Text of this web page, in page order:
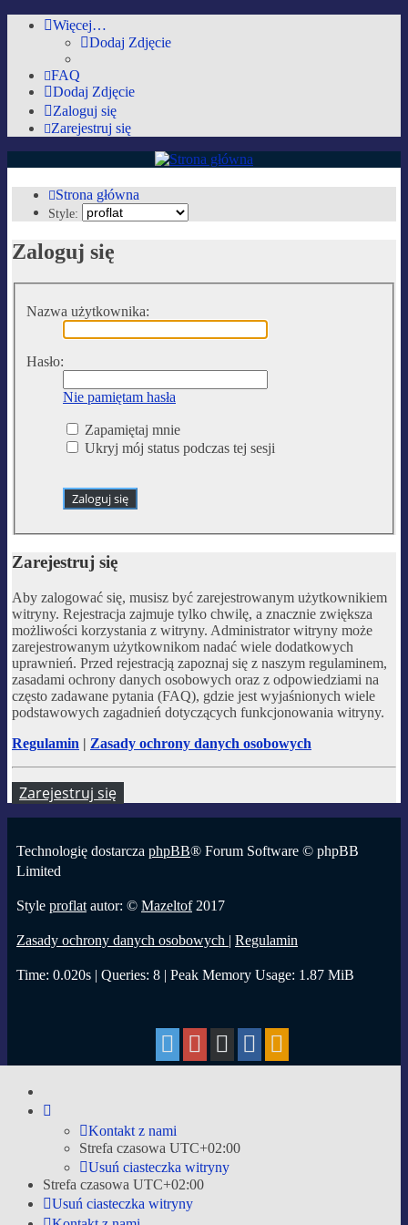
Więcej…
Dodaj Zdjęcie
FAQ
Dodaj Zdjęcie
Zaloguj się
Zarejestruj się
AutoMobilki.pl
Przejdź do zawartości
Strona główna
Style:
Zaloguj się
Nazwa użytkownika:
Hasło:
Nie pamiętam hasła
Zapamiętaj mnie
Ukryj mój status podczas tej sesji
Zarejestruj się
Aby zalogować się, musisz być zarejestrowanym użytkownikiem
witryny. Rejestracja zajmuje tylko chwilę, a znacznie zwiększa
możliwości korzystania z witryny. Administrator witryny może
zarejestrowanym użytkownikom nadać wiele dodatkowych
uprawnień. Przed rejestracją zapoznaj się z naszym regulaminem,
zasadami ochrony danych osobowych oraz z odpowiedziami na
często zadawane pytania (FAQ), gdzie jest wyjaśnionych wiele
podstawowych zagadnień dotyczących funkcjonowania witryny.
Regulamin | Zasady ochrony danych osobowych
Zarejestruj się
Kontakt z nami
Strefa czasowa UTC+02:00
Usuń ciasteczka witryny
Strefa czasowa UTC+02:00
Usuń ciasteczka witryny
Technologię dostarcza phpBB® Forum Software © phpBB
Limited
Style proflat autor: © Mazeltof2017
Zasady ochrony danych osobowych | Regulamin
Time: 0.020s | Queries: 8 | Peak Memory Usage: 1.87 MiB
Strona główna